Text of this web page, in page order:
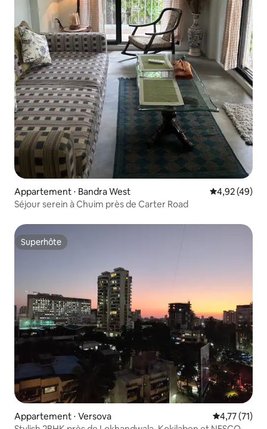
Appartement ⋅ Bandra West Évaluation
4,92 (49)
Séjour serein à Chuim près de Carter Road
Superhôte
Superhôte
Appartement ⋅ Versova Évaluation
4,77 (71)